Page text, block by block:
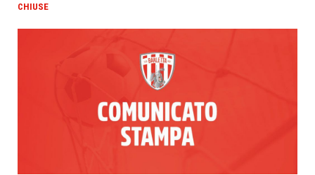
CHIUSE